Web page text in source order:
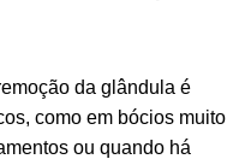
da glândula é
como em bócios muito
ou quando há